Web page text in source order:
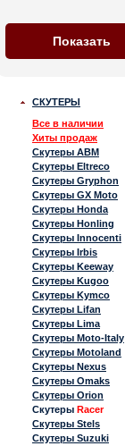
СКУТЕРЫ
Все в наличии
Хиты продаж
Скутеры ABM
Скутеры Eltreco
Скутеры Gryphon
Скутеры GX Moto
Скутеры Honda
Скутеры Honling
Скутеры Innocenti
Скутеры Irbis
Скутеры Keeway
Скутеры Kugoo
Скутеры Kymco
Скутеры Lifan
Скутеры Lima
Скутеры Moto-Italy
Скутеры Motoland
Скутеры Nexus
Скутеры Omaks
Скутеры Orion
Скутеры Racer
Скутеры Stels
Скутеры Suzuki